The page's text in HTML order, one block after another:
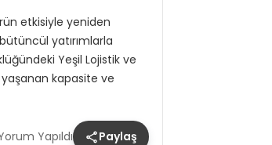
etkisiyle yeniden
yatırımlarla
Yeşil Lojistik ve
yaşanan kapasite ve
Yapıldı Paylaş